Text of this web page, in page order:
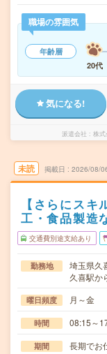
職場の雰囲気
年齢層
20代
気になる!
派遣会社 株
未読 掲載日 2026/08/
【さらにス
工・食品製造
交通費別途支給あり
勤務地
埼玉県久
久喜駅か
曜日頻度 月～金
時間 08:15～
期間 長期でお